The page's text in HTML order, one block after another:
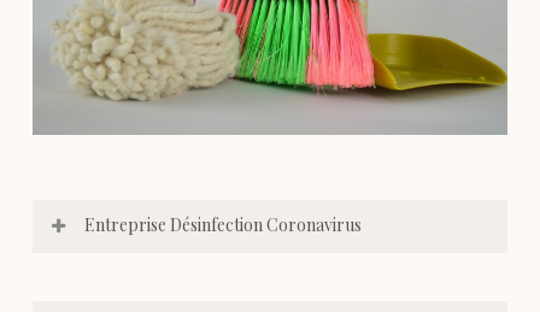
Entreprise Désinfection Coronavirus